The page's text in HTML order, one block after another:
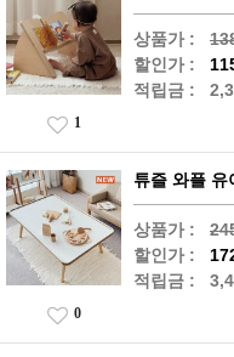
상품가 :
할인가 :
적립금 :
1
튜즐 와플 유
상품가 :
할인가 :
적립금 :
0